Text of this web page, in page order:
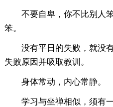
不要自卑，你不比别人
笨。
没有平日的失败，就没
失败原因并吸取教训。
身体常动，内心常静。
学习与坐禅相似，须有